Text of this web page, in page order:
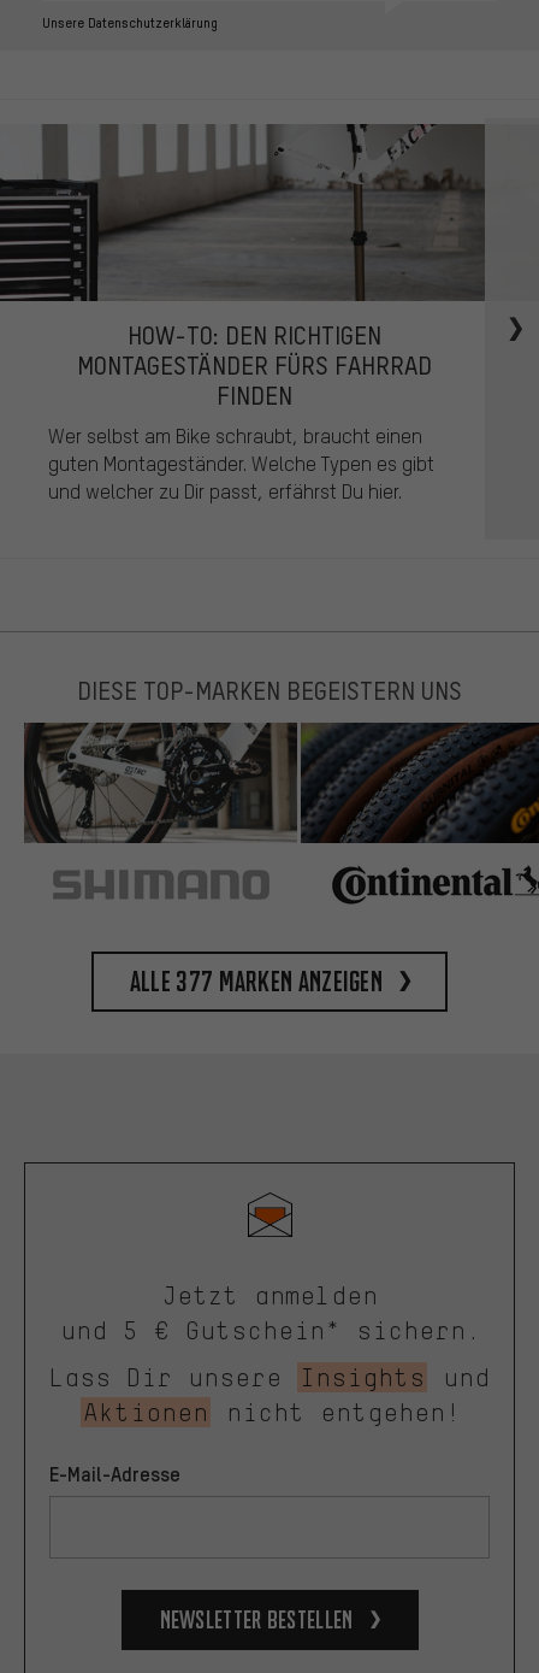
Unsere Datenschutzerklärung
HOW-TO: DEN RICHTIGEN
MONTAGESTÄNDER FÜRS FAHRRAD
FINDEN
Wer selbst am Bike schraubt, braucht einen
guten Montageständer. Welche Typen es gibt
und welcher zu Dir passt, erfährst Du hier.
DIESE TOP-MARKEN BEGEISTERN UNS
Alle 377 Marken anzeigen
Jetzt anmelden
und 5 € Gutschein* sichern.
Lass Dir unsere
Insights
und
Aktionen
nicht entgehen!
E-Mail-Adresse
Newsletter bestellen